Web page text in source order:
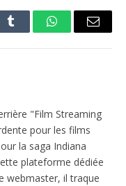
Tumblr WhatsAppEmail
"Film Streaming
pour les films
la saga Indiana
plateforme dédiée
webmaster, il traque